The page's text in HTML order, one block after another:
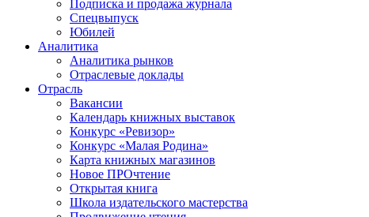
Подписка и продажа журнала
Спецвыпуск
Юбилей
Аналитика
Аналитика рынков
Отраслевые доклады
Отрасль
Вакансии
Календарь книжных выставок
Конкурс «Ревизор»
Конкурс «Малая Родина»
Карта книжных магазинов
Новое ПРОчтение
Открытая книга
Школа издательского мастерства